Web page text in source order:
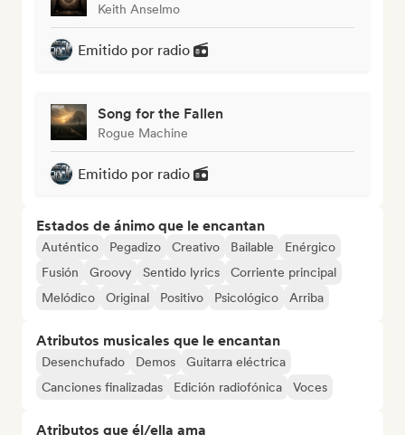
Keith Anselmo
Emitido por radio
Song for the Fallen
Rogue Machine
Emitido por radio
Estados de ánimo que le encantan
Auténtico Pegadizo Creativo Bailable
Enérgico
Fusión
Groovy Sentido lyrics
Corriente principal
Melódico
Original Positivo Psicológico Arriba
Atributos musicales que le encantan
Desenchufado Demos
Guitarra eléctrica
Canciones finalizadas
Edición radiofónica Voces
Atributos que él/ella ama